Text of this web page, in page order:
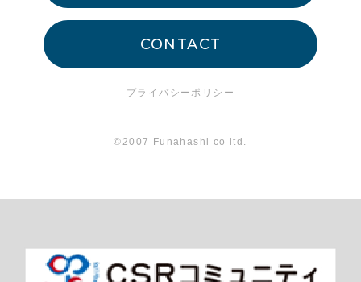
CONTACT
プライバシーポリシー
©2007 Funahashi co ltd.